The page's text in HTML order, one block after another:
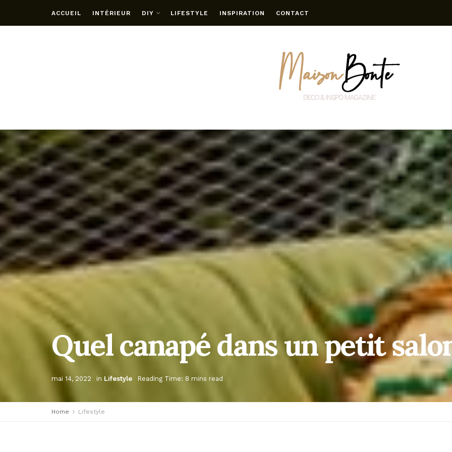
ACCUEIL INTÉRIEUR DIY LIFESTYLE INSPIRATION CONTACT
Quel canapé dans un petit
mai 14, 2022 in Lifestyle Reading Time: 8 mins read
Home Lifestyle